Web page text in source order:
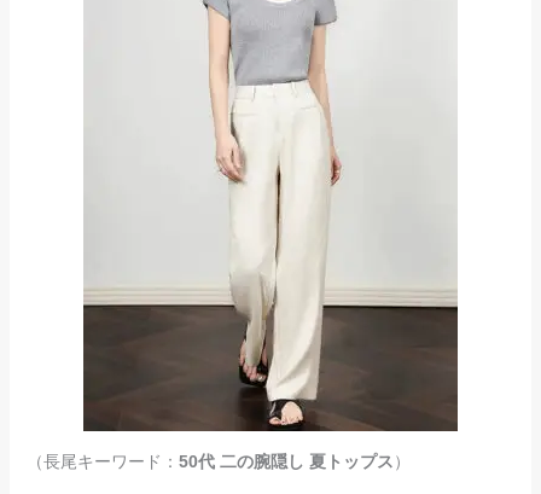
（長尾キーワード： 50代 二の腕隠し 夏トップス）